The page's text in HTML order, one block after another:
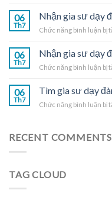
06
Th7
Nhận gia sư dạy
Chức năng bình luận bị
06
Th7
Nhận gia sư dạy
Chức năng bình luận bị
06
Th7
Tìm gia sư dạy
Chức năng bình luận bị
RECENT COMMENTS
TAG CLOUD